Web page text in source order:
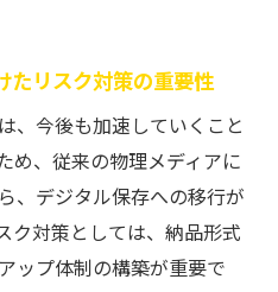
たリスク対策の重要性
、今後も加速していくこと
め、従来の物理メディアに
、デジタル保存への移行が
ク対策としては、納品形式
ップ体制の構築が重要で